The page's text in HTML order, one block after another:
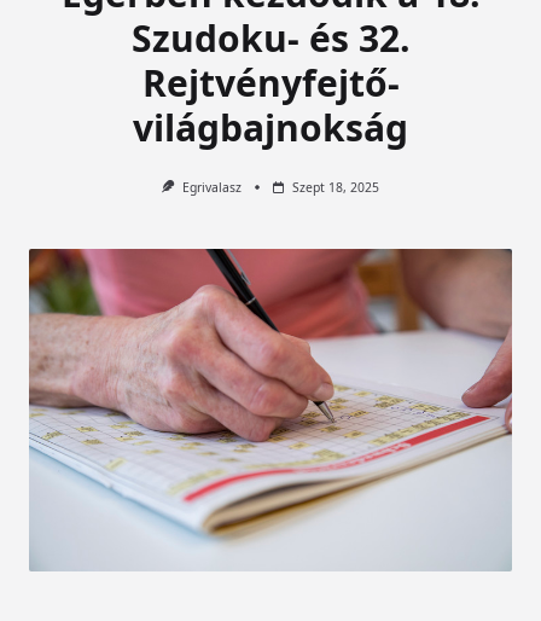
Szudoku- és 32.
Rejtvényfejtő-
világbajnokság
Egrivalasz Szept 18, 2025